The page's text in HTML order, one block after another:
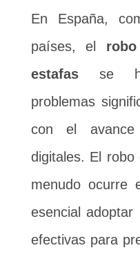
En España,
países, el
estafasse
problemas
con el
digitales. El
menudo ocurre
esencial adoptar
efectivas para